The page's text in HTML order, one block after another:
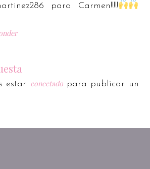
para Carmen!!!!!
estar conectadopara publicar un